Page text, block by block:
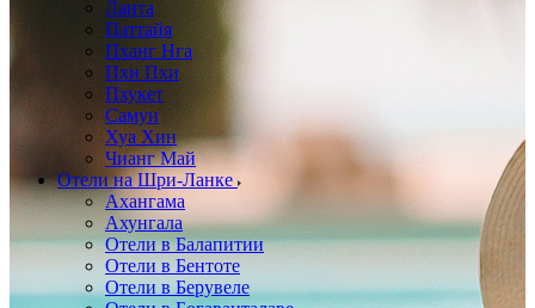
Ланта
Паттайя
Пханг Нга
Пхи Пхи
Пхукет
Самуи
Хуа Хин
Чианг Май
Отели на Шри-Ланке
Ахангама
Ахунгала
Отели в Балапитии
Отели в Бентоте
Отели в Берувеле